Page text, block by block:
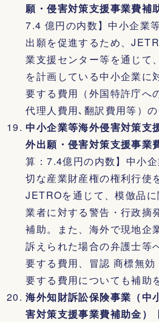
願・侵害対策支援事業費補
7.4 億円の内数】中小企業
出願を促進するため、
業支援センター等を通じて
を計画している中小企業に
要する費用（外国特許庁へ
代理人費用､翻訳費用等）の
中小企業等海外侵害対策支
外出願・侵害対策支援事業
算：7.4億円の内数】中小
切な産業財産権の権利行使
JETROを通じて、模倣品
業者に対する警告・行政摘
補助。また、海外で現地企
訴えられた場合の弁護士等
要する費用、冒認 商標無
要する費用についても補助
海外知財訴訟保険事業（中
害対策支援事業費補助金）